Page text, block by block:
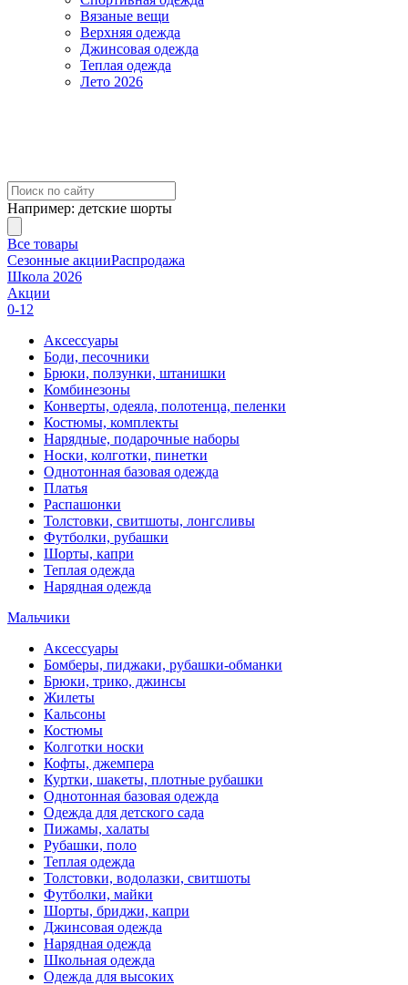
Вязаные вещи
Верхняя одежда
Джинсовая одежда
Теплая одежда
Лето 2026
Например: детские шорты
Все товары
Сезонные акцииРаспродажа
Школа 2026
Акции
0-12
Аксессуары
Боди, песочники
Брюки, ползунки, штанишки
Комбинезоны
Конверты, одеяла, полотенца, пеленки
Костюмы, комплекты
Нарядные, подарочные наборы
Носки, колготки, пинетки
Однотонная базовая одежда
Платья
Распашонки
Толстовки, свитшоты, лонгсливы
Футболки, рубашки
Шорты, капри
Теплая одежда
Нарядная одежда
Мальчики
Аксессуары
Бомберы, пиджаки, рубашки-обманки
Брюки, трико, джинсы
Жилеты
Кальсоны
Костюмы
Колготки носки
Кофты, джемпера
Куртки, шакеты, плотные рубашки
Однотонная базовая одежда
Одежда для детского сада
Пижамы, халаты
Рубашки, поло
Теплая одежда
Толстовки, водолазки, свитшоты
Футболки, майки
Шорты, бриджи, капри
Джинсовая одежда
Нарядная одежда
Школьная одежда
Одежда для высоких